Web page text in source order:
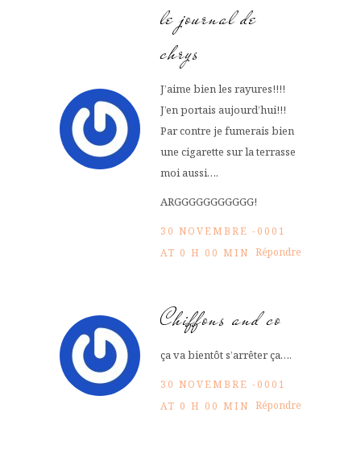
le journal de
chrys
J’aime bien les rayures!!!!
J’en portais aujourd’hui!!!
Par contre je fumerais bien
une cigarette sur la terrasse
moi aussi….
ARGGGGGGGGGGG!
30 NOVEMBRE -0001
AT 0 H 00 MIN Répondre
Chiffons and co
ça va bientôt s’arrêter ça….
30 NOVEMBRE -0001
AT 0 H 00 MIN Répondre